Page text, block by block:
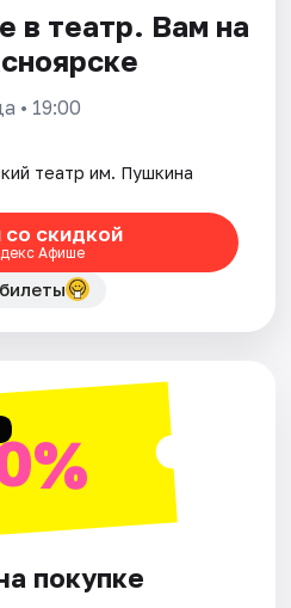
в театр. Вам на
• 19:00
театр им. Пушкина
со скидкой
Афише
покупке